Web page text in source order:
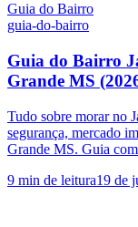
Guia do Bairro
guia-do-bairro
Guia do Bairro
Grande MS
Tudo sobre morar no
segurança, mercado
Grande MS. Guia
9 min de leitura19 de